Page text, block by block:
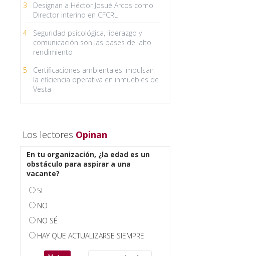
3
Designan a Héctor Josué Arcos como
Director interino en CFCRL
4
Seguridad psicológica, liderazgo y
comunicación son las bases del alto
rendimiento
5
Certificaciones ambientales impulsan
la eficiencia operativa en inmuebles de
Vesta
Los lectores Opinan
En tu organización, ¿la edad es un
obstáculo para aspirar a una
vacante?
SI
NO
NO SÉ
HAY QUE ACTUALIZARSE SIEMPRE